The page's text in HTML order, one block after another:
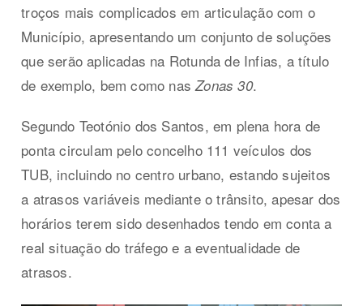
troços mais complicados em articulação com o
Município, apresentando um conjunto de soluções
que serão aplicadas na Rotunda de Infias, a título
de exemplo, bem como nasZonas 30.
Segundo Teotónio dos Santos, em plena hora de
ponta circulam pelo concelho 111 veículos dos
TUB, incluindo no centro urbano, estando sujeitos
a atrasos variáveis mediante o trânsito, apesar dos
horários terem sido desenhados tendo em conta a
real situação do tráfego e a eventualidade de
atrasos.